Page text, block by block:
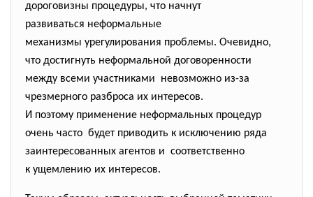
дороговизны процедуры, что начнут
развиваться неформальные
механизмы урегулирования проблемы. Очевидно,
что достигнуть неформальной договоренности
между всеми участниками невозможно из-за
чрезмерного разброса их интересов.
И поэтому применение неформальных процедур
очень часто будет приводить к исключению ряда
заинтересованных агентов и соответственно
к ущемлению их интересов.